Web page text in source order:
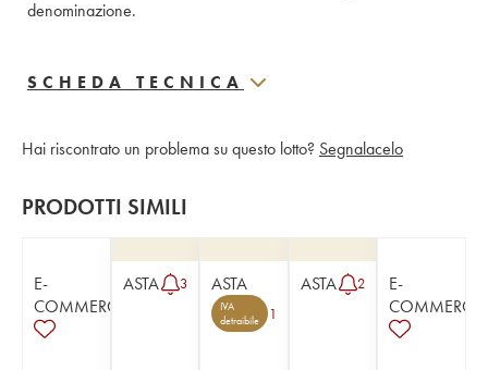
SCHEDA TECNICA
Hai riscontrato un problema su questo lotto? Segnalacelo
PRODOTTI SIMILI
E-
COMMERCE
ASTA 3 ASTA
IVA
detraibile
1
ASTA 2
E-
COMMERCE